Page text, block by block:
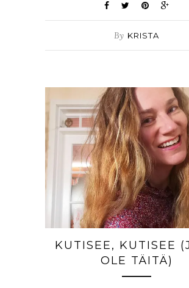
By KRISTA
KUTISEE, KUTISEE
OLE TÄITÄ)